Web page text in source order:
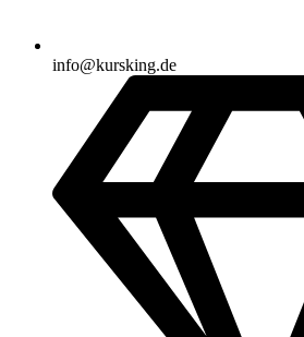
info@kursking.de